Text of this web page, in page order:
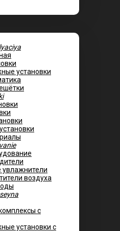
установки
увлажнители
воздуха
с
установки с